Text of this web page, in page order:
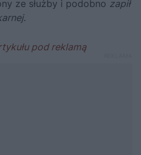
ze służby i podobno zapił
.